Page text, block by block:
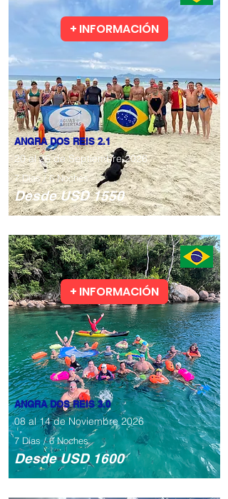
Todos los niveles
+ INFORMACIÓN
ANGRA DOS REIS 2.1
20 al 26 de Septiembre 2026
7 Días / 6 Noches
​Desde USD 1550
+ INFORMACIÓN
​ANGRA DOS REIS 3.0
08 al 14 de Noviembre 2026
7 Días / 6 Noches
​Desde USD 1600